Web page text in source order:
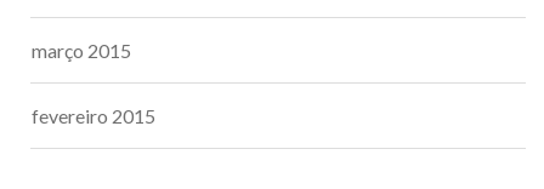
março 2015
fevereiro 2015